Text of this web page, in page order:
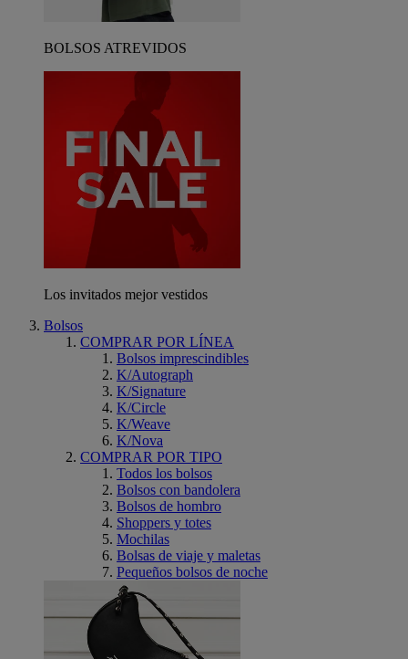
BOLSOS ATREVIDOS
Los invitados mejor vestidos
Bolsos
COMPRAR POR LÍNEA
Bolsos imprescindibles
K/Autograph
K/Signature
K/Circle
K/Weave
K/Nova
COMPRAR POR TIPO
Todos los bolsos
Bolsos con bandolera
Bolsos de hombro
Shoppers y totes
Mochilas
Bolsas de viaje y maletas
Pequeños bolsos de noche